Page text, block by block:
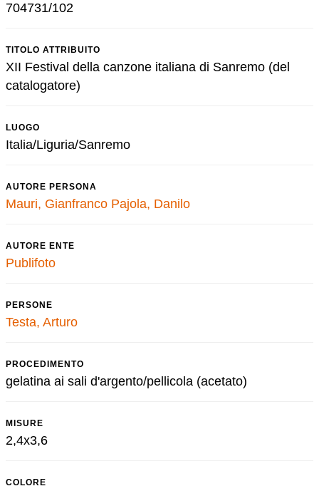
704731/102
TITOLO ATTRIBUITO
XII Festival della canzone italiana di Sanremo (del
catalogatore)
LUOGO
Italia/Liguria/Sanremo
AUTORE PERSONA
Mauri, Gianfranco Pajola, Danilo
AUTORE ENTE
Publifoto
PERSONE
Testa, Arturo
PROCEDIMENTO
gelatina ai sali d'argento/pellicola (acetato)
MISURE
2,4x3,6
COLORE